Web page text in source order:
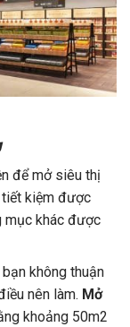
để mở siêu thị
kiệm được
mục khác được
không thuận
nên làm. Mở
khoảng 50m2